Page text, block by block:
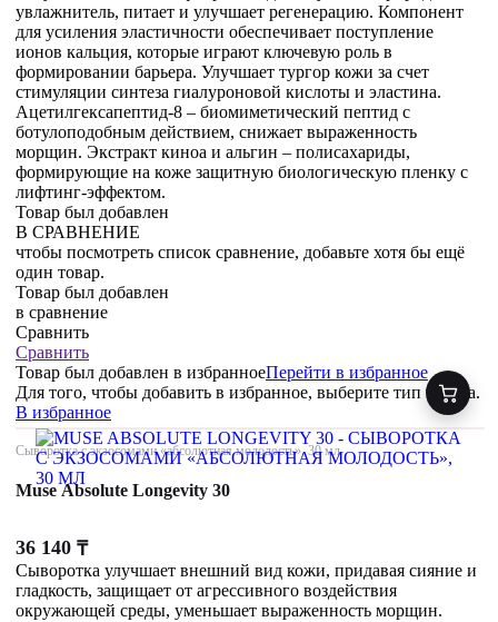
увлажнитель, питает и улучшает регенерацию. Компонент
для усиления эластичности обеспечивает поступление
ионов кальция, которые играют ключевую роль в
формировании барьера. Улучшает тургор кожи за счет
стимуляции синтеза гиалуроновой кислоты и эластина.
Ацетилгексапептид-8 – биомиметический пептид с
ботулоподобным действием, снижает выраженность
морщин. Экстракт киноа и альгин – полисахариды,
формирующие на коже защитную биологическую пленку с
лифтинг-эффектом.
Товар был добавлен
В СРАВНЕНИЕ
чтобы посмотреть список сравнение, добавьте хотя бы ещё
один товар.
Товар был добавлен
в сравнение
Сравнить
Сравнить
Товар был добавлен в избранноеПерейти в избранное
Для того, чтобы добавить в избранное, выберите тип товара.
В избранное
Сыворотка с экзосомами «абсолютная молодость», 30 мл
Muse Absolute Longevity 30
36 140 ₸
Сыворотка улучшает внешний вид кожи, придавая сияние и
гладкость, защищает от агрессивного воздействия
окружающей среды, уменьшает выраженность морщин.